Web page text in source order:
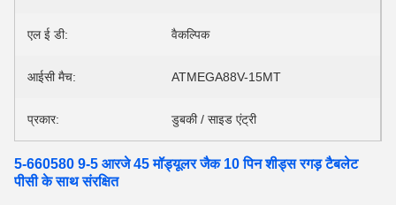
एल ई डी: वैकल्पिक
आईसी मैच: ATMEGA88V-15MT
प्रकार: डुबकी / साइड एंट्री
5-660580 9-5 आरजे 45 मॉड्यूलर जैक 10 पिन शीड्स रगड़ टैबलेट
पीसी के साथ संरक्षित